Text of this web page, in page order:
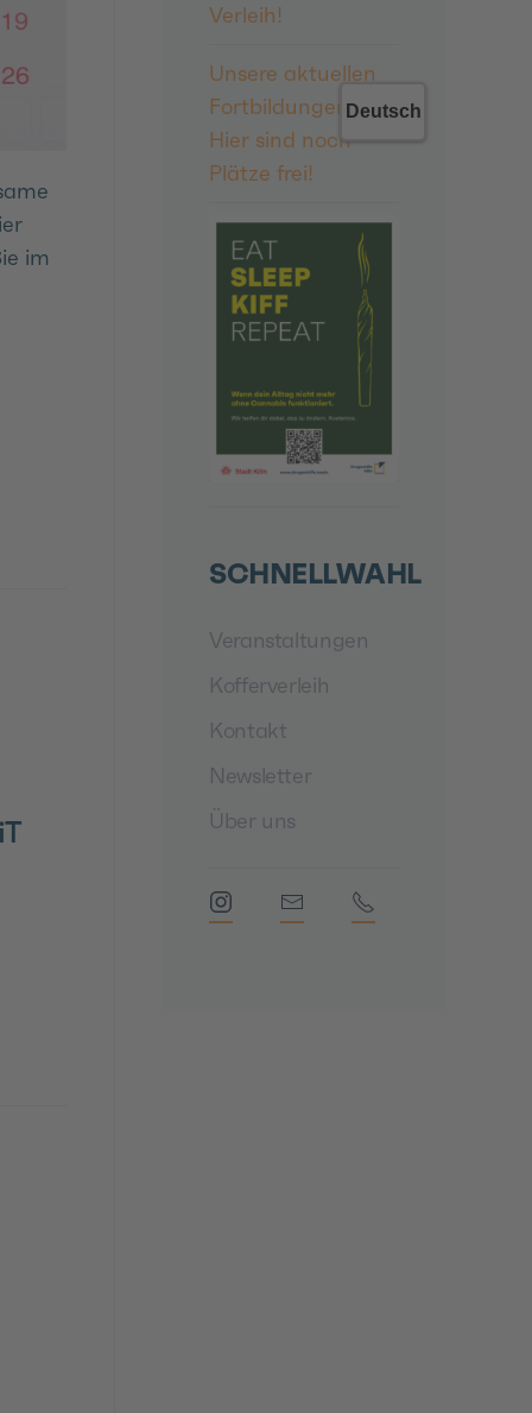
im
Verleih!
Unsere aktuellen
Fortbildungen:
Hier sind noch
Plätze frei!
SCHNELLWAHL
Veranstaltungen
Kofferverleih
Kontakt
Newsletter
Über uns